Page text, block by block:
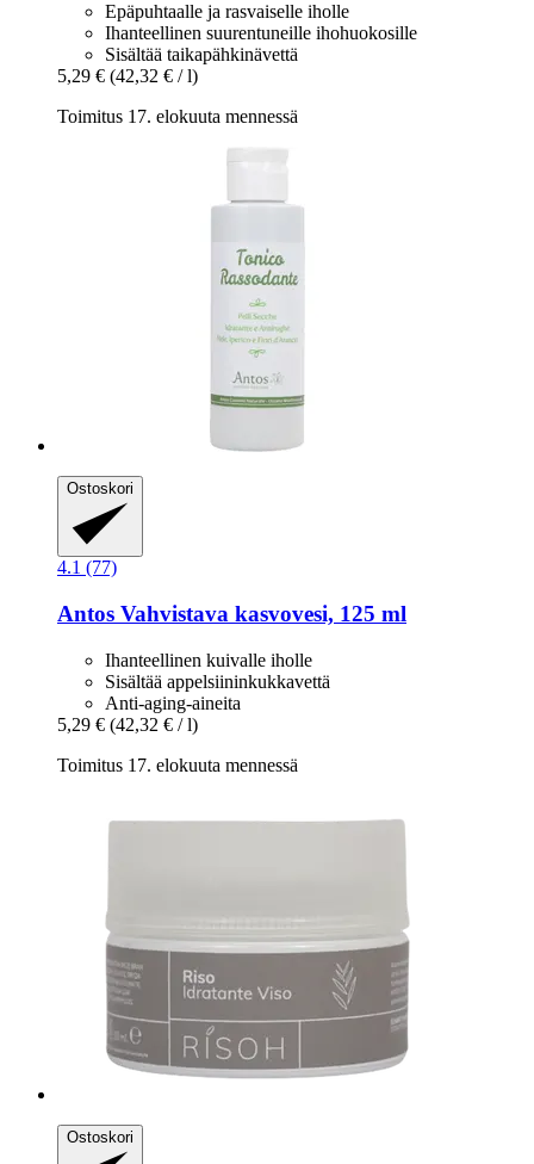
Epäpuhtaalle ja rasvaiselle iholle
Ihanteellinen suurentuneille ihohuokosille
Sisältää taikapähkinävettä
5,29 € (42,32 € / l)
Toimitus 17. elokuuta mennessä
Ostoskori
4.1 (77)
Antos Vahvistava kasvovesi, 125 ml
Ihanteellinen kuivalle iholle
Sisältää appelsiininkukkavettä
Anti-aging-aineita
5,29 € (42,32 € / l)
Toimitus 17. elokuuta mennessä
Ostoskori